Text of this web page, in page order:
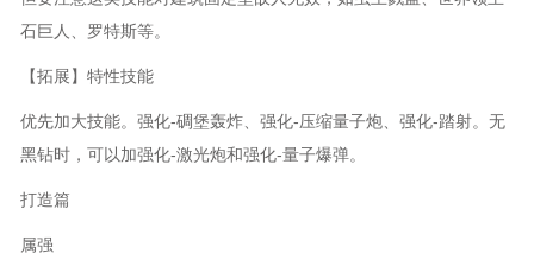
石巨人、罗特斯等。
【拓展】特性技能
优先加大技能。强化-碉堡轰炸、强化-压缩量子炮、强化-踏射。无
黑钻时，可以加强化-激光炮和强化-量子爆弹。
打造篇
属强